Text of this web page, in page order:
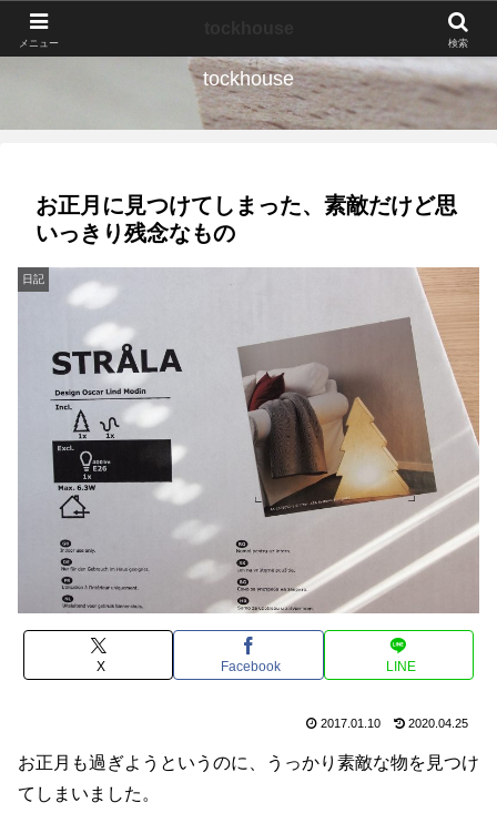
tockhouse
お正月に見つけてしまった、素敵だけど思
いっきり残念なもの
日記
X Facebook LINE
2017.01.10 2020.04.25
お正月も過ぎようというのに、うっかり素敵な物を見つけ
てしまいました。
メニュー 検索